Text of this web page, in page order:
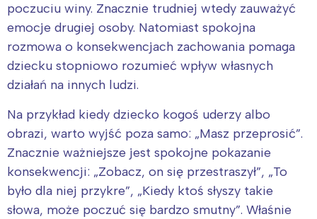
poczuciu winy. Znacznie trudniej wtedy zauważyć
emocje drugiej osoby. Natomiast spokojna
rozmowa o konsekwencjach zachowania pomaga
dziecku stopniowo rozumieć wpływ własnych
działań na innych ludzi.
Na przykład kiedy dziecko kogoś uderzy albo
obrazi, warto wyjść poza samo: „Masz przeprosić”.
Znacznie ważniejsze jest spokojne pokazanie
konsekwencji: „Zobacz, on się przestraszył”, „To
było dla niej przykre”, „Kiedy ktoś słyszy takie
słowa, może poczuć się bardzo smutny”. Właśnie